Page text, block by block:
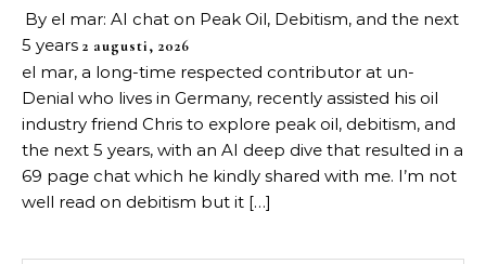
By el mar: AI chat on Peak Oil, Debitism, and the next
5 years 2 augusti, 2026
el mar, a long-time respected contributor at un-
Denial who lives in Germany, recently assisted his oil
industry friend Chris to explore peak oil, debitism, and
the next 5 years, with an AI deep dive that resulted in a
69 page chat which he kindly shared with me. I’m not
well read on debitism but it […]